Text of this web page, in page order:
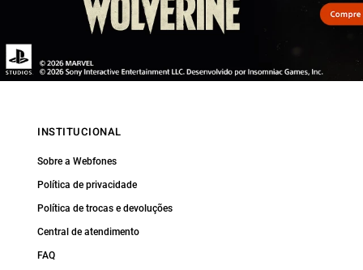
INSTITUCIONAL
Sobre a Webfones
Política de privacidade
Política de trocas e devoluções
Central de atendimento
FAQ